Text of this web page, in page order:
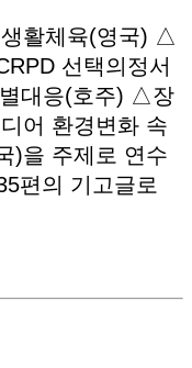
활체육(영국) △
선택의정서
대응(호주) △장
어 환경변화 속
)을 주제로 연수
편의 기고글로